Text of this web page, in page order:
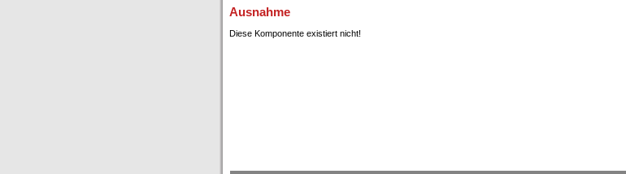
Ausnahme
Diese Komponente existiert nicht!